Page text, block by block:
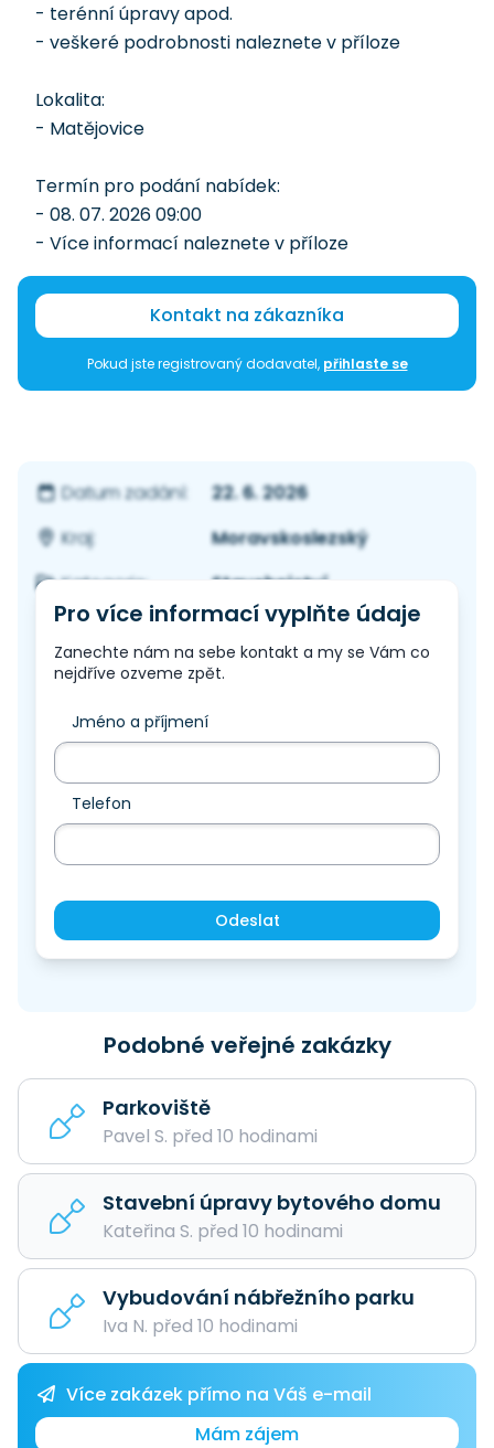
- terénní úpravy apod.
- veškeré podrobnosti naleznete v příloze
Lokalita:
- Matějovice
Termín pro podání nabídek:
- 08. 07. 2026 09:00
- Více informací naleznete v příloze
Kontakt na zákazníka
Pokud jste registrovaný dodavatel, přihlaste se
Datum zadání:
22. 6. 2026
Kraj:
Moravskoslezský
Kategorie:
Stavebnictví
Pro více informací vyplňte údaje
Zanechte nám na sebe kontakt a my se Vám co
nejdříve ozveme zpět.
Jméno a příjmení
Telefon
Odeslat
Podobné veřejné zakázky
Parkoviště
Pavel S. před 10 hodinami
Stavební úpravy bytového domu
Kateřina S. před 10 hodinami
Vybudování nábřežního parku
Iva N. před 10 hodinami
Více zakázek přímo na Váš e-mail
Mám zájem